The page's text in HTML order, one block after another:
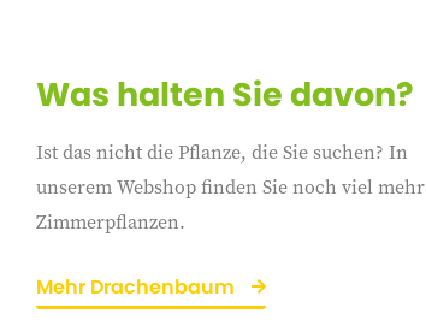
Was halten Sie davon?
Ist das nicht die Pflanze, die Sie suchen? In
unserem Webshop finden Sie noch viel mehr
Zimmerpflanzen.
Mehr Drachenbaum